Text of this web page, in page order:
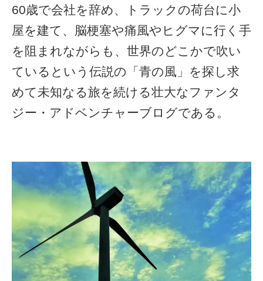
60歳で会社を辞め、トラックの荷台に小
屋を建て、脳梗塞や痛風やヒグマに行く手
を阻まれながらも、世界のどこかで吹い
ているという伝説の「青の風」を探し求
めて未知なる旅を続ける壮大なファンタ
ジー・アドベンチャーブログである。